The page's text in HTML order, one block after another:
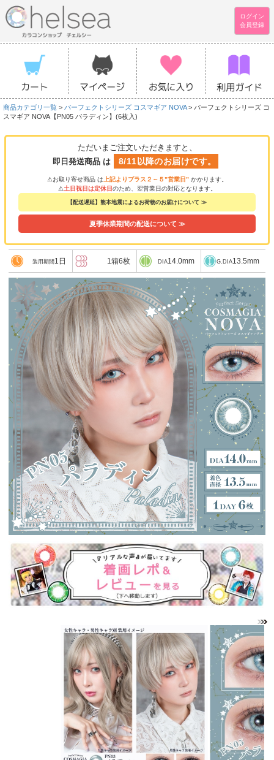
ログイン
会員登録
商品カテゴリ一覧 > パーフェクトシリーズ コスマギア NOVA> パーフェクトシリーズ コ
スマギア NOVA【PN05 パラディン】(6枚入)
ただいまご注文いただきますと、
即日発送商品 は
8/11以降のお届けです。
⚠お取り寄せ商品 は 上記よりプラス２～５”営業日” かかります。
⚠土日祝日は定休日のため、翌営業日の対応となります。
【配送遅延】熊本地震によるお荷物のお届けについて ≫
夏季休業期間の配送について ≫
装用期間 1日 1箱6枚 DIA14.0mm G.DIA13.5mm